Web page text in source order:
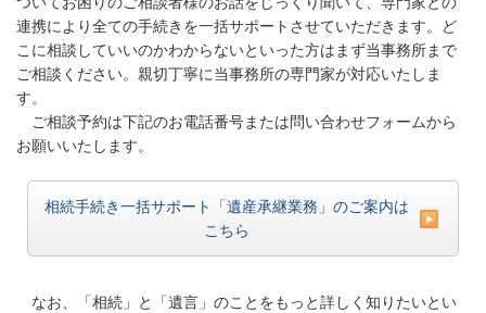
連携により全ての手続きを一括サポートさせていただきます。ど
こに相談していいのかわからないといった方はまず当事務所まで
ご相談ください。親切丁寧に当事務所の専門家が対応いたしま
す。
ご相談予約は下記のお電話番号または問い合わせフォームから
お願いいたします。
相続手続き一括サポート「遺産承継業務」のご案内は
こちら
なお、「相続」と「遺言」のことをもっと詳しく知りたいとい